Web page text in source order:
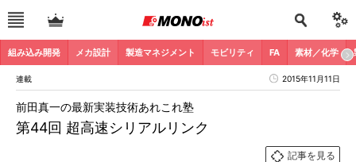
組み込み開発 メカ設計 製造マネジメント モビリティ FA 素材／化学
連載 2015年11月11日
第44回 超高速シリアルリンク
前田真一の最新実装技術あれこれ塾
記事を見る